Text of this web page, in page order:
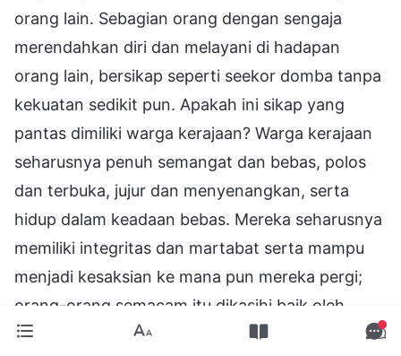
orang lain. Sebagian orang dengan sengaja
merendahkan diri dan melayani di hadapan
orang lain, bersikap seperti seekor domba tanpa
kekuatan sedikit pun. Apakah ini sikap yang
pantas dimiliki warga kerajaan? Warga kerajaan
seharusnya penuh semangat dan bebas, polos
dan terbuka, jujur dan menyenangkan, serta
hidup dalam keadaan bebas. Mereka seharusnya
memiliki integritas dan martabat serta mampu
menjadi kesaksian ke mana pun mereka pergi;
orang-orang semacam itu dikasihi baik oleh
Tuhan maupun manusia. Mereka yang masih